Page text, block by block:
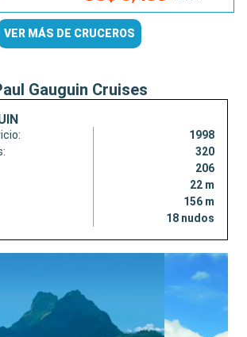
VER MÁS DE CRUCEROS
Gauguin Cruises
1998
320
206
22 m
156 m
18 nudos